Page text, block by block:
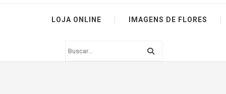
LOJA ONLINE IMAGENS DE FLORES